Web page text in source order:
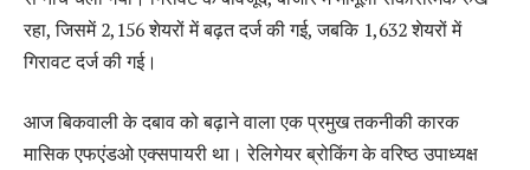
रहा, जिसमें 2,156 शेयरों में बढ़त दर्ज की गई, जबकि 1,632 शेयरों में
गिरावट दर्ज की गई।
आज बिकवाली के दबाव को बढ़ाने वाला एक प्रमुख तकनीकी कारक
मासिक एफएंडओ एक्सपायरी था। रेलिगेयर ब्रोकिंग के वरिष्ठ उपाध्यक्ष